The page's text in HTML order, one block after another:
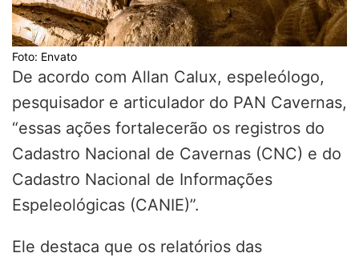
Foto: Envato
De acordo com Allan Calux, espeleólogo,
pesquisador e articulador do PAN Cavernas,
“essas ações fortalecerão os registros do
Cadastro Nacional de Cavernas (CNC) e do
Cadastro Nacional de Informações
Espeleológicas (CANIE)”.
Ele destaca que os relatórios das